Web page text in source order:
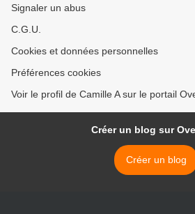
Signaler un abus
C.G.U.
Cookies et données personnelles
Préférences cookies
Voir le profil de Camille A sur le portail
Créer un blog sur
Créer un blog